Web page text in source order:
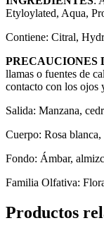
Etyloylated, Aqua,
Contiene: Citral,
PRECAUCIONES
llamas o fuentes de
contacto con los ojos
Salida: Manzana,
Cuerpo: Rosa
Fondo: Ámbar,
Familia Olfativa:
Productos